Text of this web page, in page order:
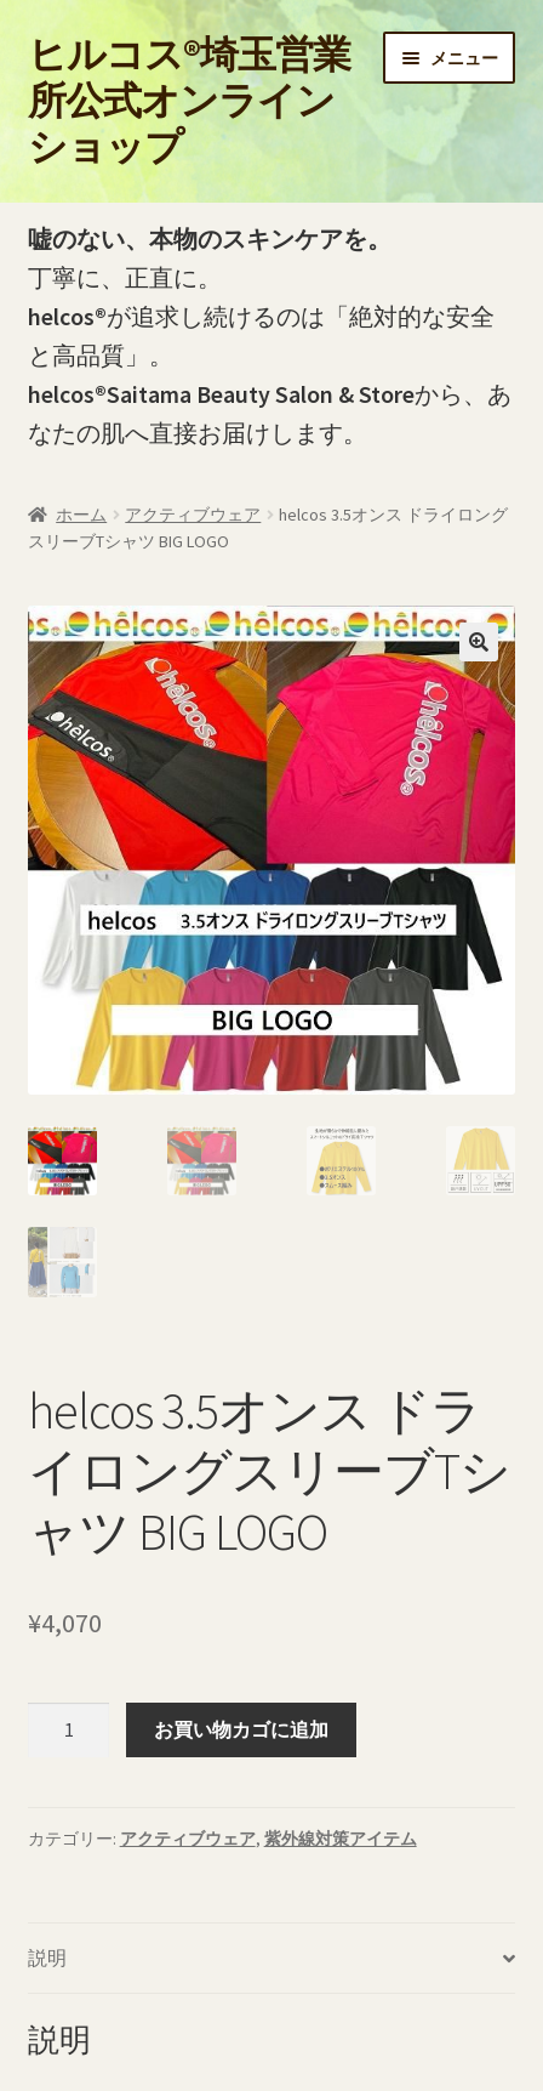
ナ
ビ
ゲ
ー
シ
ン
へ
ス
キ
ッ
コ
ン
テ
ン
ツ
ス
キ
ッ
プ
ヒルコス®埼玉営業
所公式オンライン
ショップ
メニュー
ホーム
PayPay銀行の口座開設およびお振込方法について
PayPay銀行の振込明細（PDF）をダウンロードする方法
お問い合わせ
ご利用ガイド
プライバシーポリシー
マイページ
ログイン
商品ラインナップ
営業所案内
支払い
新規登録
返品・払い戻しポリシー
配送料について
嘘のない、本物のスキンケアを。
丁寧に、正直に。
helcos®が追求し続けるのは「絶対的な安全
と高品質」。
helcos®Saitama Beauty Salon & Storeから、あ
なたの肌へ直接お届けします。
ホーム アクティブウェア
helcos 3.5オンス ドライロング
スリーブTシャツ BIG LOGO
helcos 3.5オンス ドラ
イロングスリーブTシ
ャツ BIG LOGO
¥4,070
ス
ロ
グ
ス
お買い物カゴに追加
カテゴリー: アクティブウェア, 紫外線対策アイテム
説明
説明